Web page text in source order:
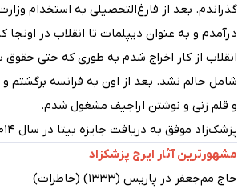
گذراندم. بعد از فارغ‌التحصیلی به استخدام
درآمدم و به عنوان دیپلمات تا انقلاب در اونجا
انقلاب از کار اخراج شدم به طوری که حتی
شامل حالم نشد. بعد از اون به فرانسه برگشتم و
و قلم زنی و نوشتن اراجیف مشغول شدم.
پزشک‌زاد موفق به دریافت جایزه بیتا در سال ۲۰۱۴ شده بود.
مشهورترین آثار ایرج پزشکزاد
حاج مم‌جعفر در پاریس (۱۳۳۳) (خاطرات)